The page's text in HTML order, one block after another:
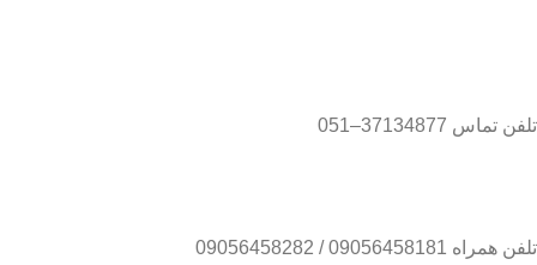
تلفن تماس 37134877–051
تلفن همراه 09056458181 / 09056458282